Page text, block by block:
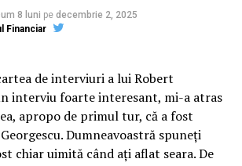
8 luni pe decembrie 2, 2025
Financiar
de interviuri a lui Robert
interviu foarte interesant, mi-a atras
apropo de primul tur, că a fost
Dumneavoastră spuneți
chiar uimită când ați aflat seara. De